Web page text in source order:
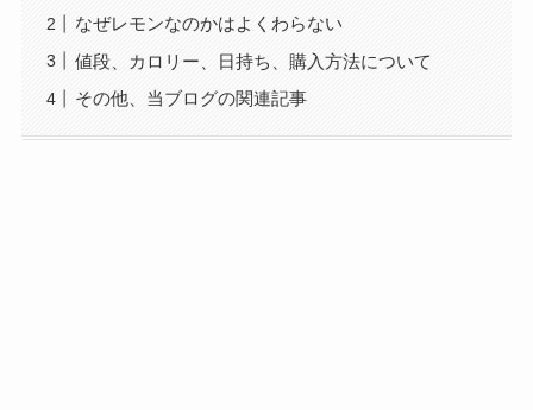
なぜレモンなのかはよくわらない
値段、カロリー、日持ち、購入方法について
その他、当ブログの関連記事